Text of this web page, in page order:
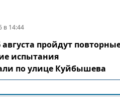
в 14:44
августа пройдут
испытания
по улице Куйбышева